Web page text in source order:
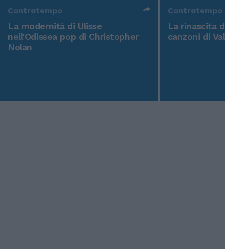
Controtempo
La modernità di Ulisse
nell'Odissea pop di Christopher
Nolan
Controtempo
La rinascita
canzoni di